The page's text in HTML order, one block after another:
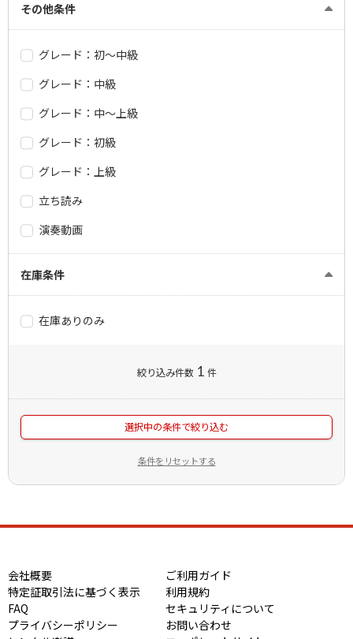
その他条件
グレード：初～中級
グレード：中級
グレード：中～上級
グレード：初級
グレード：上級
立ち読み
演奏動画
在庫条件
在庫ありのみ
絞り込み件数 1 件
選択中の条件で絞り込む
条件をリセットする
会社概要
ご利用ガイド
特定証取引法に基づく表示
利用規約
FAQ
セキュリティについて
プライバシーポリシー
お問い合わせ